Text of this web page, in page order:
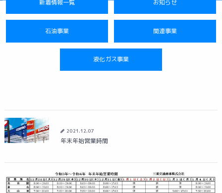
新着情報一覧 お知らせ
石油事業 関連事業
液化ガス事業
2021.12.07
年末年始営業時間